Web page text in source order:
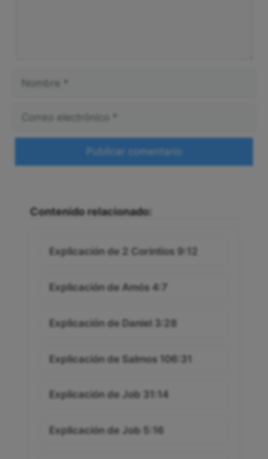
Contenido relacionado:
Explicación de 2 Corintios 9:12
Explicación de Amós 4:7
Explicación de Daniel 3:28
Explicación de Salmos 106:31
Explicación de Job 31:14
Explicación de Job 5:16